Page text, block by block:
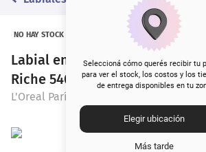
Seleccioná cómo querés recibir tu
para ver el stock, los costos y los
de entrega disponibles en tu
Elegir ubicación
Más tarde
NO HAY STOCK
Labial en Barra Matte L'Oréal
Riche 540 Unstopp
L'Oreal París
5 corrector
rubor